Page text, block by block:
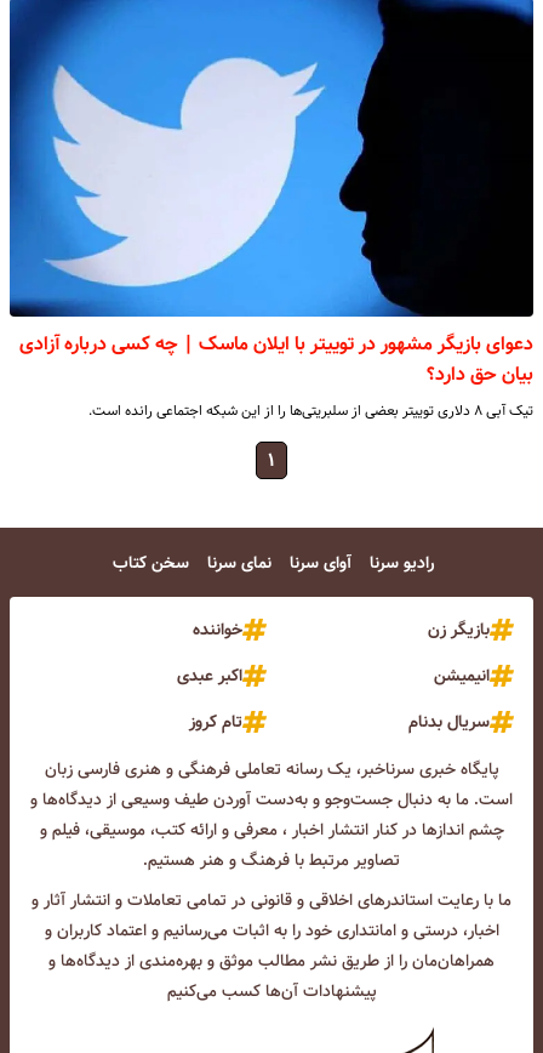
دعوای بازیگر مشهور در توییتر با ایلان ماسک | چه کسی درباره آزادی
بیان حق دارد؟
تیک آبی ۸ دلاری توییتر بعضی از سلبریتی‌ها را از این شبکه اجتماعی رانده است.
۱
رادیو سرنا آوای سرنا نمای سرنا سخن کتاب
بازیگر زن
خواننده
انیمیشن
اکبر عبدی
سریال بدنام
تام کروز
پایگاه خبری سرناخبر، یک رسانه تعاملی فرهنگی و هنری فارسی زبان
است. ما به دنبال جست‌و‌جو و به‌دست آوردن طیف وسیعی از دیدگاه‌ها و
چشم انداز‌ها در کنار انتشار اخبار ، معرفی و ارائه کتب، موسیقی، فیلم و
تصاویر مرتبط با فرهنگ و هنر هستیم.
ما با رعایت استاندرهای اخلاقی و قانونی در تمامی تعاملات و انتشار آثار و
اخبار، درستی و امانتداری خود را به اثبات می‌رسانیم و اعتماد کاربران و
همراهان‌مان را از طریق نشر مطالب موثق و بهره‌مندی از دیدگاه‌ها و
پیشنهادات آن‌ها کسب می‌کنیم